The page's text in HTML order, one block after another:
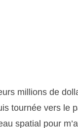
millions de
tournée vers le
spatial pour